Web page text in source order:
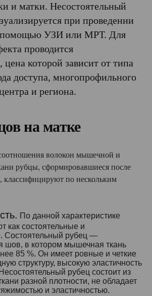
и матки. Несостоятельный
при проведении
помощью УЗИ или МРТ. Для
проводится
цена которой зависит от типа
доступа, многопрофильного
и региона.
на матке
волокон мышечной и
рубцы, сформировавшиеся после
классифицируют по нескольким
По данной характеристике
как состоятельные и
Состоятельный рубец —
шов, в котором мышечная ткань
85 %. Он имеет ровные и четкие
структуру, высокую эластичность
рубец состоит из
разной плотности, не обладает
и эластичностью.